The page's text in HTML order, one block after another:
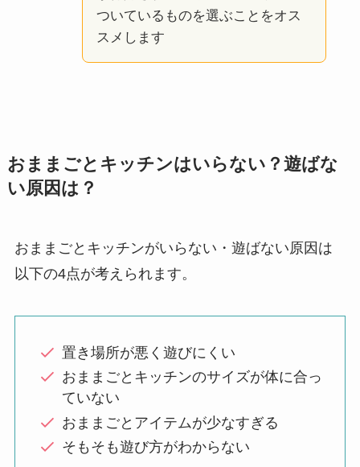
ついているものを選ぶことをオス
スメします
おままごとキッチンはいらない？遊ばな
い原因は？
おままごとキッチンがいらない・遊ばない原因は
以下の4点が考えられます。
置き場所が悪く遊びにくい
おままごとキッチンのサイズが体に合っ
ていない
おままごとアイテムが少なすぎる
そもそも遊び方がわからない